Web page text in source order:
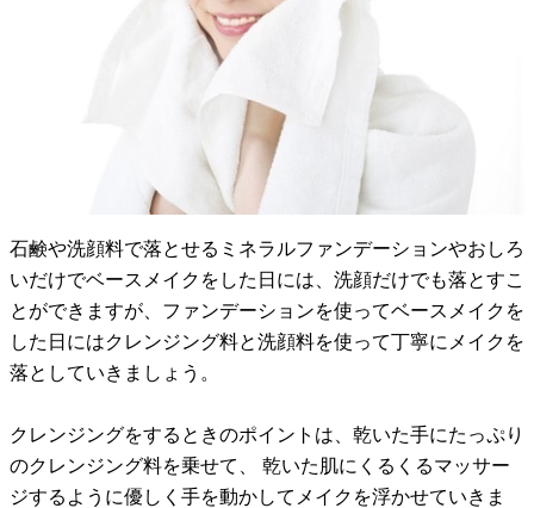
石鹸や洗顔料で落とせるミネラルファンデーションやおしろ
いだけでベースメイクをした日には、洗顔だけでも落とすこ
とができますが、ファンデーションを使ってベースメイクを
した日にはクレンジング料と洗顔料を使って丁寧にメイクを
落としていきましょう。
クレンジングをするときのポイントは、乾いた手にたっぷり
のクレンジング料を乗せて、 乾いた肌にくるくるマッサー
ジするように優しく手を動かしてメイクを浮かせていきま